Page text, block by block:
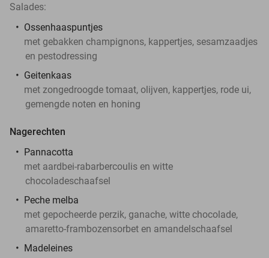
Salades:
Ossenhaaspuntjes
met gebakken champignons, kappertjes, sesamzaadjes
en pestodressing
Geitenkaas
met zongedroogde tomaat, olijven, kappertjes, rode ui,
gemengde noten en honing
Nagerechten
Pannacotta
met aardbei-rabarbercoulis en witte
chocoladeschaafsel
Peche melba
met gepocheerde perzik, ganache, witte chocolade,
amaretto-frambozensorbet en amandelschaafsel
Madeleines